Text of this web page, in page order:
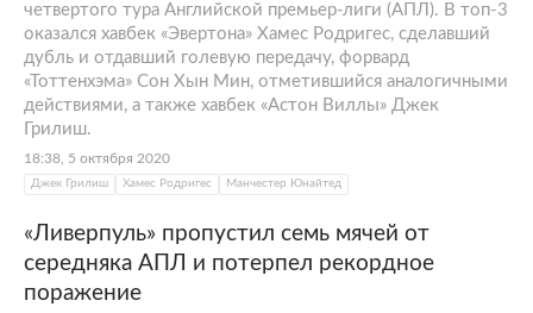
четвертого тура Английской премьер-лиги (АПЛ). В топ-3
оказался хавбек «Эвертона» Хамес Родригес, сделавший
дубль и отдавший голевую передачу, форвард
«Тоттенхэма» Сон Хын Мин, отметившийся аналогичными
действиями, а также хавбек «Астон Виллы» Джек
Грилиш.
18:38, 5 октября 2020
Джек Грилиш Хамес Родригес Манчестер Юнайтед
«Ливерпуль» пропустил семь мячей от
середняка АПЛ и потерпел рекордное
поражение